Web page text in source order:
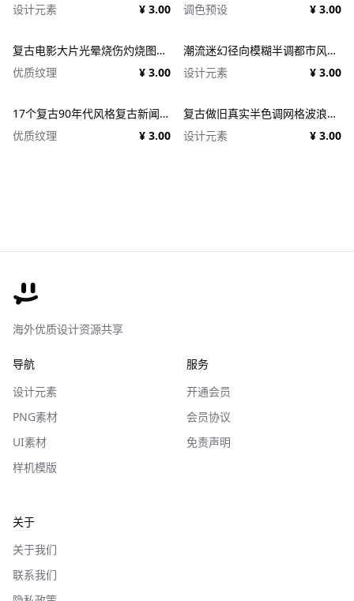
设计元素
¥ 3.00
调色预设
¥ 3.00
复古电影大片光晕烧伤灼烧图片照片后期处理特效PSD样机 Light Leaks Overlays Template
优质纹理
¥ 3.00
潮流迷幻径向模糊半调都市风人像图像PS修图特效滤镜样机模板 Halftone Spinning Blur Photo Effect
设计元素
¥ 3.00
17个复古90年代风格复古新闻纸纹理广告PSD模板 1950s Style Retro Ad Templates
优质纹理
¥ 3.00
复古做旧真实半色调网格波浪印刷肌理特效PSD设计图片照片处理特效生成器 Goblin Printer - Halftone Effects
设计元素
¥ 3.00
海外优质设计资源共享
导航
设计元素
PNG素材
UI素材
样机模版
服务
开通会员
会员协议
免责声明
关于
关于我们
联系我们